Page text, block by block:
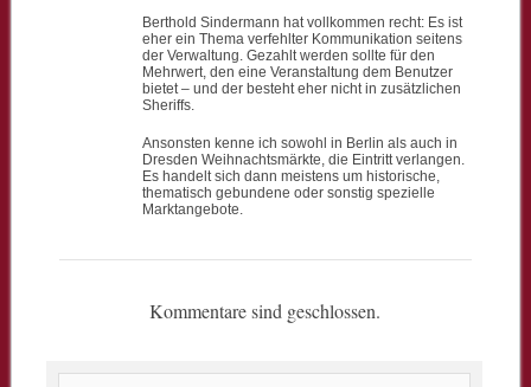
Berthold Sindermann hat vollkommen recht: Es ist
eher ein Thema verfehlter Kommunikation seitens
der Verwaltung. Gezahlt werden sollte für den
Mehrwert, den eine Veranstaltung dem Benutzer
bietet – und der besteht eher nicht in zusätzlichen
Sheriffs.
Ansonsten kenne ich sowohl in Berlin als auch in
Dresden Weihnachtsmärkte, die Eintritt verlangen.
Es handelt sich dann meistens um historische,
thematisch gebundene oder sonstig spezielle
Marktangebote.
Kommentare sind geschlossen.